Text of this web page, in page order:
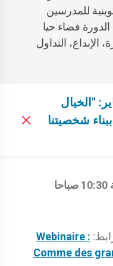
للمدرسين
فضاء حيا
التداول
الإنترنت｜يوم 17 يناير: "الخيال
شخصيتنا
Webinaire :
Comme des